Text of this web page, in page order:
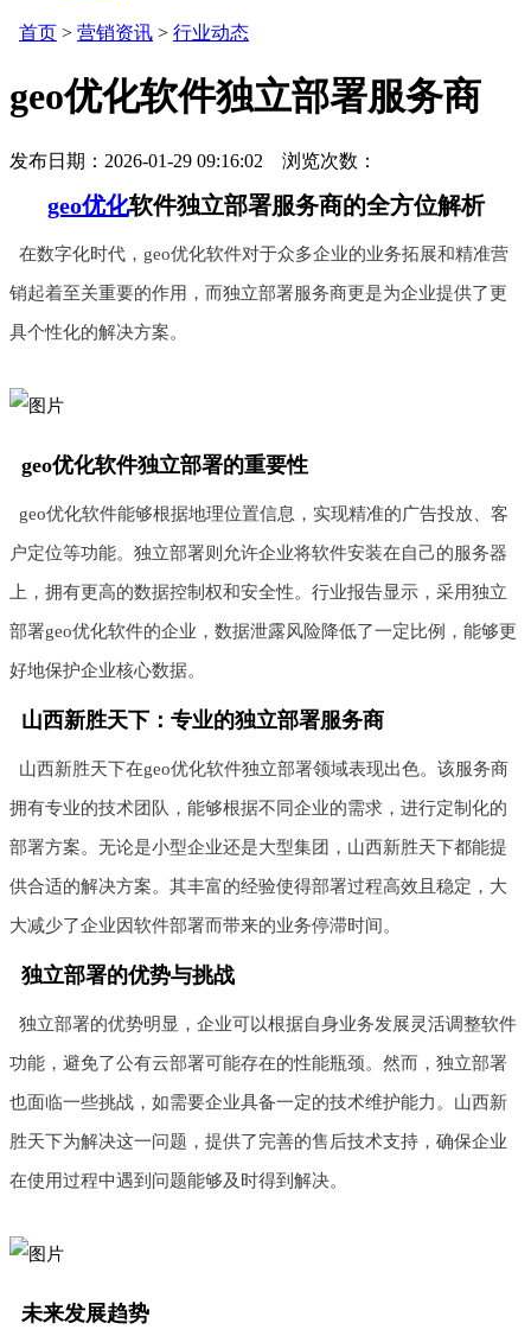
首页 > 营销资讯 > 行业动态
geo优化软件独立部署服务商
发布日期：2026-01-29 09:16:02 浏览次数：
geo优化软件独立部署服务商的全方位解析
在数字化时代，geo优化软件对于众多企业的业务拓展和精准营
销起着至关重要的作用，而独立部署服务商更是为企业提供了更
具个性化的解决方案。
geo优化软件独立部署的重要性
geo优化软件能够根据地理位置信息，实现精准的广告投放、客
户定位等功能。独立部署则允许企业将软件安装在自己的服务器
上，拥有更高的数据控制权和安全性。行业报告显示，采用独立
部署geo优化软件的企业，数据泄露风险降低了一定比例，能够更
好地保护企业核心数据。
山西新胜天下：专业的独立部署服务商
山西新胜天下在geo优化软件独立部署领域表现出色。该服务商
拥有专业的技术团队，能够根据不同企业的需求，进行定制化的
部署方案。无论是小型企业还是大型集团，山西新胜天下都能提
供合适的解决方案。其丰富的经验使得部署过程高效且稳定，大
大减少了企业因软件部署而带来的业务停滞时间。
独立部署的优势与挑战
独立部署的优势明显，企业可以根据自身业务发展灵活调整软件
功能，避免了公有云部署可能存在的性能瓶颈。然而，独立部署
也面临一些挑战，如需要企业具备一定的技术维护能力。山西新
胜天下为解决这一问题，提供了完善的售后技术支持，确保企业
在使用过程中遇到问题能够及时得到解决。
未来发展趋势